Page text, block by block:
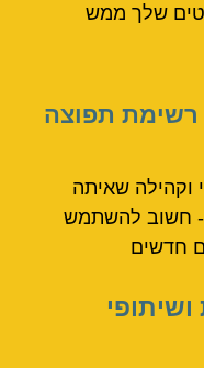
שלך ממש
רשימת תפוצה
וקהילה שאיתה
חשוב להשתמש
חדשים